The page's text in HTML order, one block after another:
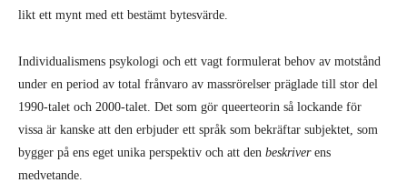
likt ett mynt med ett bestämt bytesvärde.
Individualismens psykologi och ett vagt formulerat behov av motstånd
under en period av total frånvaro av massrörelser präglade till stor del
1990-talet och 2000-talet. Det som gör queerteorin så lockande för
vissa är kanske att den erbjuder ett språk som bekräftar subjektet, som
bygger på ens eget unika perspektiv och att den beskriverens
medvetande.